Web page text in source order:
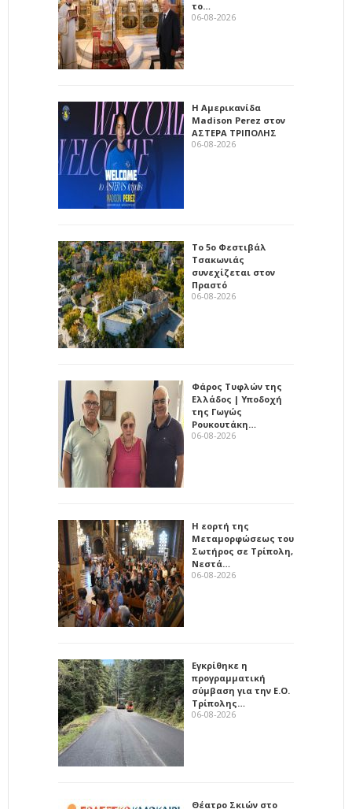
το…
06-08-2026
Η Αμερικανίδα
Madison Perez στον
ΑΣΤΕΡΑ ΤΡΙΠΟΛΗΣ
06-08-2026
Το 5ο Φεστιβάλ
Τσακωνιάς
συνεχίζεται στον
Πραστό
06-08-2026
Φάρος Τυφλών της
Ελλάδος | Υποδοχή
της Γωγώς
Ρουκουτάκη…
06-08-2026
Η εορτή της
Μεταμορφώσεως του
Σωτήρος σε Τρίπολη,
Νεστά…
06-08-2026
Εγκρίθηκε η
προγραμματική
σύμβαση για την Ε.Ο.
Τρίπολης…
06-08-2026
Θέατρο Σκιών στο